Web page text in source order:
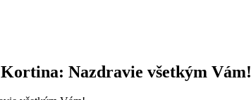
Kortina: Nazdravie všetkým Vám!